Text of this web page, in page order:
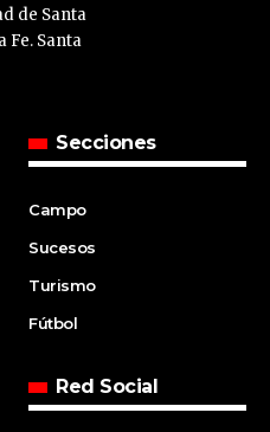
de Santa
Fe. Santa
Secciones
Campo
Sucesos
Turismo
Fútbol
Red Social